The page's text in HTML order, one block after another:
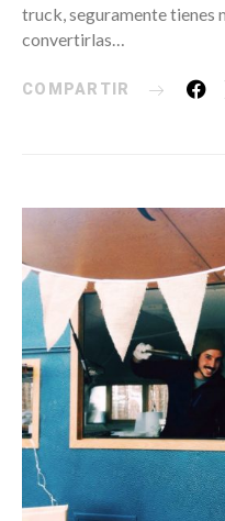
truck, seguramente tienes
convertirlas…
COMPARTIR